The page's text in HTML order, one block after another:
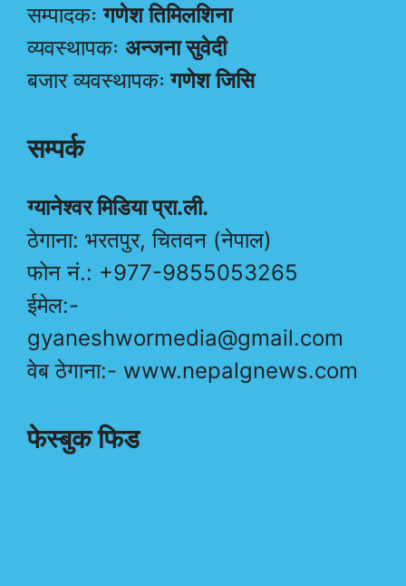
सम्पादकःगणेश तिमिलशिना
व्यवस्थापकः अन्जना सुवेदी
बजार व्यवस्थापकः गणेश जिसि
सम्पर्क
ग्यानेश्वर मिडिया प्रा.ली.
ठेगाना: भरतपुर, चितवन (नेपाल)
फोन नं.: +977-9855053265
ईमेल:-
gyaneshwormedia@gmail.com
वेब ठेगाना:- www.nepalgnews.com
फेस्बुक फिड